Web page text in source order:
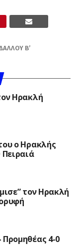
Β’
Ηρακλή
ο Ηρακλής
τον Ηρακλή
4-0